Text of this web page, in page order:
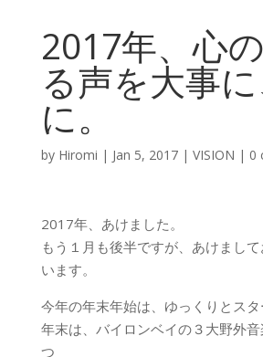
2017年、心
る声を大事
に。
by Hiromi | Jan 5, 2017| VISION | 0
2017年、あけました。
もう１月も後半ですが、あけまし
います。
今年の年末年始は、ゆっくりとスタ
年末は、バイロンベイの３大野外
つ